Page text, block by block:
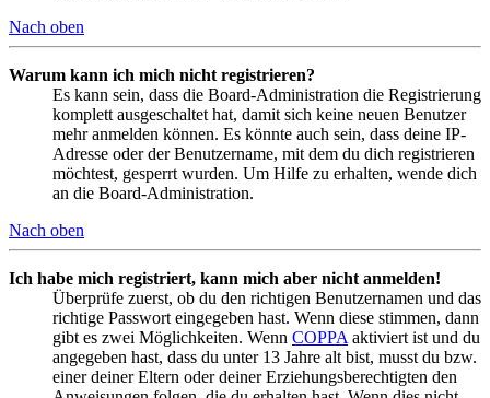
Nach oben
Warum kann ich mich nicht registrieren?
Es kann sein, dass die Board-Administration die Registrierung
komplett ausgeschaltet hat, damit sich keine neuen Benutzer
mehr anmelden können. Es könnte auch sein, dass deine IP-
Adresse oder der Benutzername, mit dem du dich registrieren
möchtest, gesperrt wurden. Um Hilfe zu erhalten, wende dich
an die Board-Administration.
Nach oben
Ich habe mich registriert, kann mich aber nicht anmelden!
Überprüfe zuerst, ob du den richtigen Benutzernamen und das
richtige Passwort eingegeben hast. Wenn diese stimmen, dann
gibt es zwei Möglichkeiten. Wenn COPPA aktiviert ist und du
angegeben hast, dass du unter 13 Jahre alt bist, musst du bzw.
einer deiner Eltern oder deiner Erziehungsberechtigten den